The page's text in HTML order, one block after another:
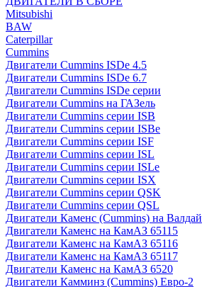
Mitsubishi
BAW
Caterpillar
Cummins
Двигатели Cummins ISDe 4.5
Двигатели Cummins ISDe 6.7
Двигатели Cummins ISDe серии
Двигатели Cummins на ГАЗель
Двигатели Cummins серии ISB
Двигатели Cummins серии ISBe
Двигатели Cummins серии ISF
Двигатели Cummins серии ISL
Двигатели Cummins серии ISLe
Двигатели Cummins серии ISX
Двигатели Cummins серии QSK
Двигатели Cummins серии QSL
Двигатели Каменс (Cummins) на Валдай
Двигатели Каменс на КамАЗ 65115
Двигатели Каменс на КамАЗ 65116
Двигатели Каменс на КамАЗ 65117
Двигатели Каменс на КамАЗ 6520
Двигатели Камминз (Cummins) Евро-2